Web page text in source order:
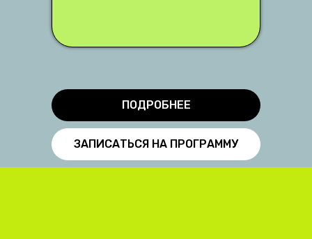
ЗАПИСАТЬСЯ НА ПРОГРАММУ
ПОДРОБНЕЕ